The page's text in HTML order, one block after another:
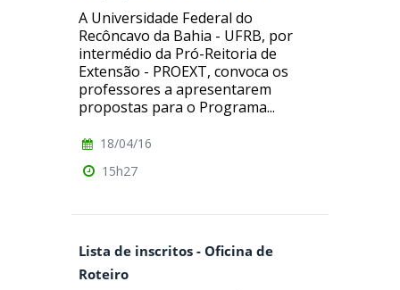
A Universidade Federal do
Recôncavo da Bahia - UFRB, por
intermédio da Pró-Reitoria de
Extensão - PROEXT, convoca os
professores a apresentarem
propostas para o Programa...
18/04/16
15h27
Lista de inscritos - Oficina de
Roteiro